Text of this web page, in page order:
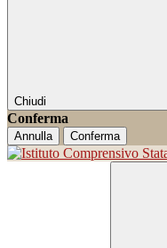
Chiudi
Conferma
Annulla Conferma